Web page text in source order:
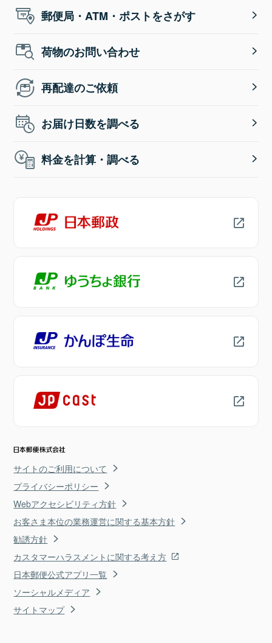
郵便局・ATM・ポストをさがす
荷物のお問い合わせ
再配達のご依頼
お届け日数を調べる
料金を計算・調べる
サイトのご利用について
プライバシーポリシー
Webアクセシビリティ方針
お客さま本位の業務運営に関する基本方針
勧誘方針
カスタマーハラスメントに関する考え方
日本郵便公式アプリ一覧
ソーシャルメディア
サイトマップ